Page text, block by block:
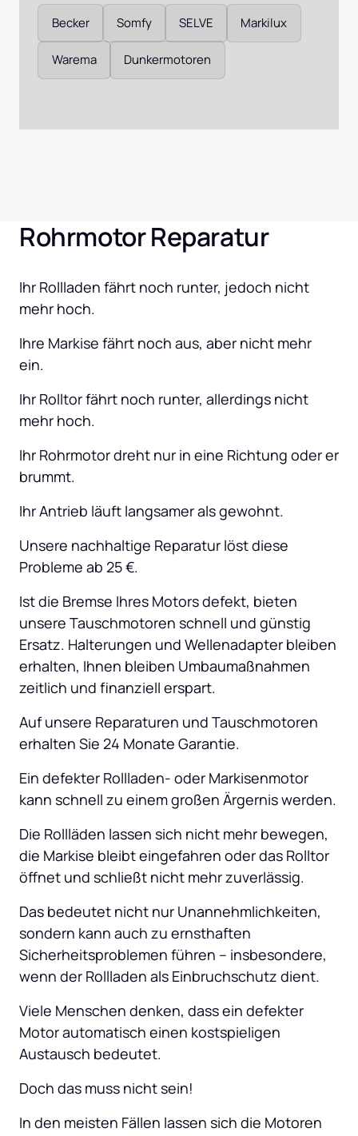
Auswählen
Becker Somfy SELVE Markilux
Warema Dunkermotoren
Rohrmotor Reparatur
Ihr Rollladen fährt noch runter, jedoch nicht
mehr hoch.
Ihre Markise fährt noch aus, aber nicht mehr
ein.
Ihr Rolltor fährt noch runter, allerdings nicht
mehr hoch.
Ihr Rohrmotor dreht nur in eine Richtung oder er
brummt.
Ihr Antrieb läuft langsamer als gewohnt.
Unsere nachhaltige Reparatur löst diese
Probleme ab 25 €.
Ist die Bremse Ihres Motors defekt, bieten
unsere Tauschmotoren schnell und günstig
Ersatz. Halterungen und Wellenadapter bleiben
erhalten, Ihnen bleiben Umbaumaßnahmen
zeitlich und finanziell erspart.
Auf unsere Reparaturen und Tauschmotoren
erhalten Sie 24 Monate Garantie.
Ein defekter Rollladen- oder Markisenmotor
Die Rollläden lassen sich nicht mehr bewegen,
die Markise bleibt eingefahren oder das Rolltor
öffnet und schließt nicht mehr zuverlässig.
Das bedeutet nicht nur Unannehmlichkeiten,
sondern kann auch zu ernsthaften
Sicherheitsproblemen führen – insbesondere,
wenn der Rollladen als Einbruchschutz dient.
Viele Menschen denken, dass ein defekter
Motor automatisch einen kostspieligen
Austausch bedeutet.
Doch das muss nicht sein!
In den meisten Fällen lassen sich die Motoren